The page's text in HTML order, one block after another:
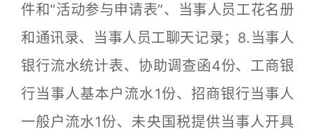
件和“活动参与申请表”、当事人员工花名册
和通讯录、当事人员工聊天记录；8.当事人
银行流水统计表、协助调查函4份、工商银
行当事人基本户流水1份、招商银行当事人
一般户流水1份、未央国税提供当事人开具